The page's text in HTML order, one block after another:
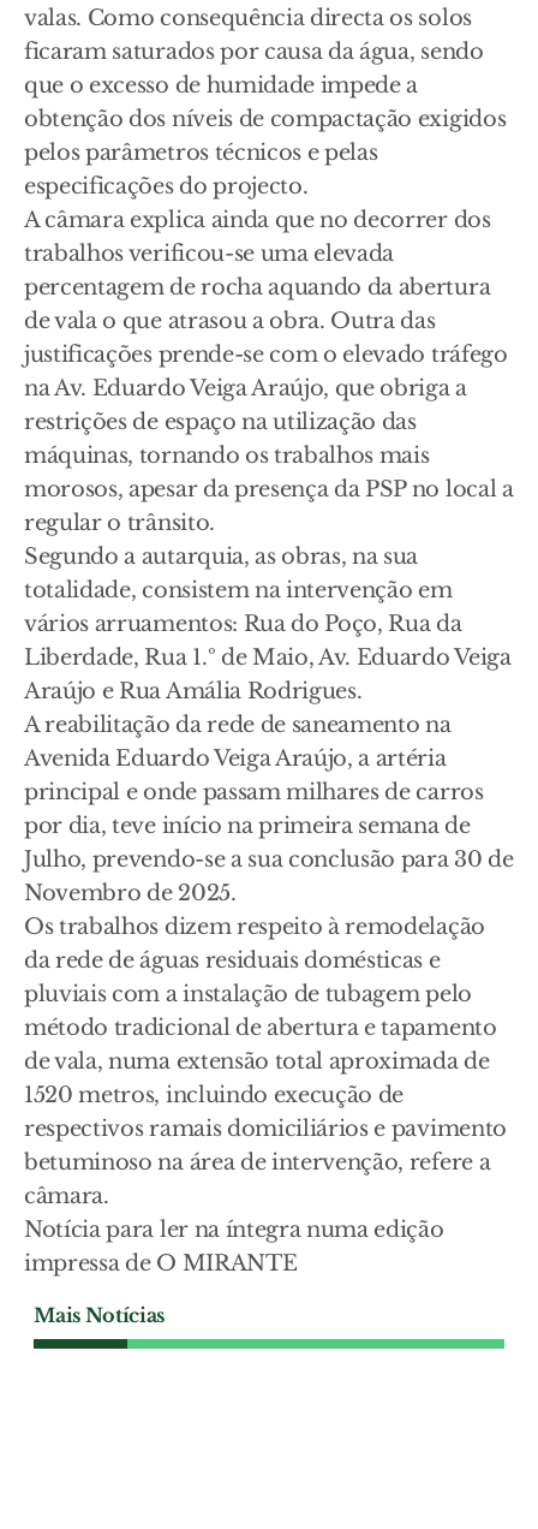
valas. Como consequência directa os solos
ficaram saturados por causa da água, sendo
que o excesso de humidade impede a
obtenção dos níveis de compactação exigidos
pelos parâmetros técnicos e pelas
especificações do projecto.
A câmara explica ainda que no decorrer dos
trabalhos verificou-se uma elevada
percentagem de rocha aquando da abertura
de vala o que atrasou a obra. Outra das
justificações prende-se com o elevado tráfego
na Av. Eduardo Veiga Araújo, que obriga a
restrições de espaço na utilização das
máquinas, tornando os trabalhos mais
morosos, apesar da presença da PSP no local a
regular o trânsito.
Segundo a autarquia, as obras, na sua
totalidade, consistem na intervenção em
vários arruamentos: Rua do Poço, Rua da
Liberdade, Rua 1.º de Maio, Av. Eduardo Veiga
Araújo e Rua Amália Rodrigues.
A reabilitação da rede de saneamento na
Avenida Eduardo Veiga Araújo, a artéria
principal e onde passam milhares de carros
por dia, teve início na primeira semana de
Julho, prevendo-se a sua conclusão para 30 de
Novembro de 2025.
Os trabalhos dizem respeito à remodelação
da rede de águas residuais domésticas e
pluviais com a instalação de tubagem pelo
método tradicional de abertura e tapamento
de vala, numa extensão total aproximada de
1520 metros, incluindo execução de
respectivos ramais domiciliários e pavimento
betuminoso na área de intervenção, refere a
câmara.
Notícia para ler na íntegra numa edição
impressa de O MIRANTE
Mais Notícias